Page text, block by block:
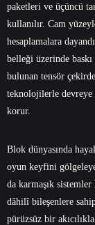
paketleri ve üçüncü
kullanılır. Cam
hesaplamalara
belleği üzerinde
bulunan tensör
teknolojilerle devreye
korur.
Blok dünyasında
oyun keyfini
da karmaşık
dâhilî bileşenlere
pürüzsüz bir